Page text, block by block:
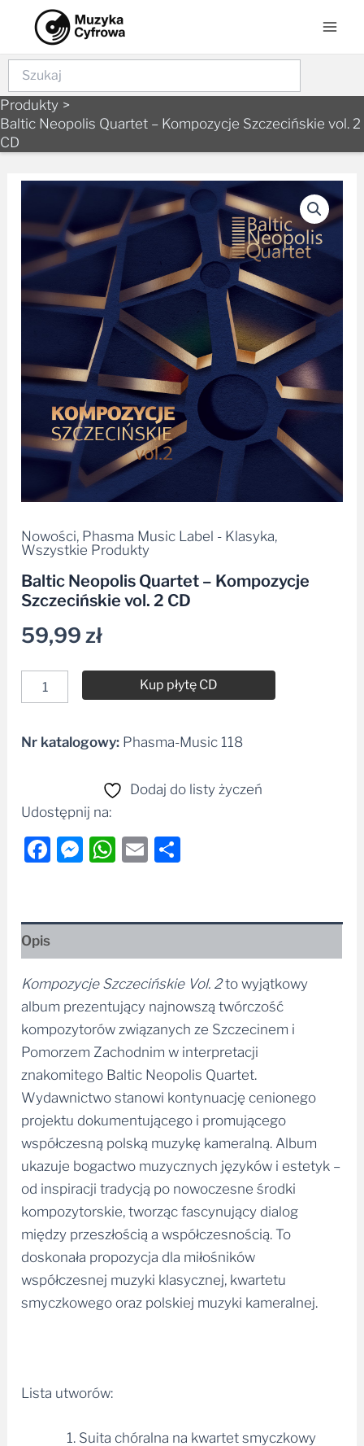
content
Szukaj
Produkty
Baltic Neopolis Quartet – Kompozycje Szczecińskie vol. 2
CD
Nowości, Phasma Music Label - Klasyka,
Wszystkie Produkty
Baltic Neopolis Quartet – Kompozycje
Szczecińskie vol. 2 CD
59,99zł
Neopolis
Quartet
Kompozycje
vol.
Kup płytę CD
Alternative:
Nr katalogowy: Phasma-Music 118
Dodaj do listy życzeń
Udostępnij na:
Facebook
Messenger
WhatsApp
Email
Opis
Kompozycje Szczecińskie Vol. 2to wyjątkowy
album prezentujący najnowszą twórczość
kompozytorów związanych ze Szczecinem i
Pomorzem Zachodnim w interpretacji
znakomitego Baltic Neopolis Quartet.
Wydawnictwo stanowi kontynuację cenionego
projektu dokumentującego i promującego
współczesną polską muzykę kameralną. Album
ukazuje bogactwo muzycznych języków i estetyk –
od inspiracji tradycją po nowoczesne środki
kompozytorskie, tworząc fascynujący dialog
między przeszłością a współczesnością. To
doskonała propozycja dla miłośników
współczesnej muzyki klasycznej, kwartetu
smyczkowego oraz polskiej muzyki kameralnej.
Lista utworów:
Suita chóralna na kwartet smyczkowy